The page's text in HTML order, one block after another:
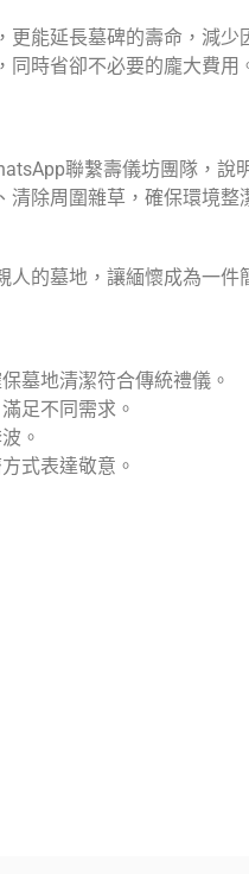
能延長墓碑的壽命，減少
時省卻不必要的龐大費用
聯繫壽儀坊團隊，說
除周圍雜草，確保環境整
的墓地，讓緬懷成為一件
墓地清潔符合傳統禮儀。
足不同需求。
。
式表達敬意。